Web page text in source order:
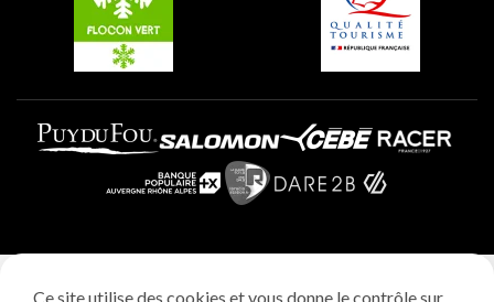
Ce site utilise des cookies et vous donne le contrôle sur